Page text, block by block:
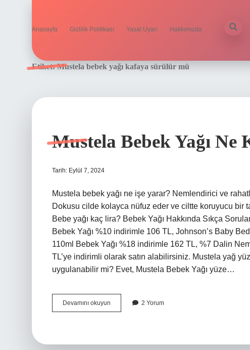
Anasayfa Gizlilik Politikası Yasal Uyarı Hakkımızda
Etiket:Mustela bebek yağı kafaya sürülür mü
Mustela Bebek Yağı Ne
Tarih: Eylül 7, 2024
Mustela bebek yağı ne işe yarar? Nemlendirici ve
Dokusu cilde kolayca nüfuz eder ve ciltte koruyucu bir
Bebe yağı kaç lira? Bebek Yağı Hakkında Sıkça
Bebek Yağı %10 indirimle 106 TL, Johnson’s Baby
110ml Bebek Yağı %18 indirimle 162 TL, %7 Dalin
TL’ye indirimli olarak satın alabilirsiniz. Mustela yağ
uygulanabilir mi? Evet, Mustela Bebek Yağı yüze…
Devamını okuyun
Bebek
2 Yorum